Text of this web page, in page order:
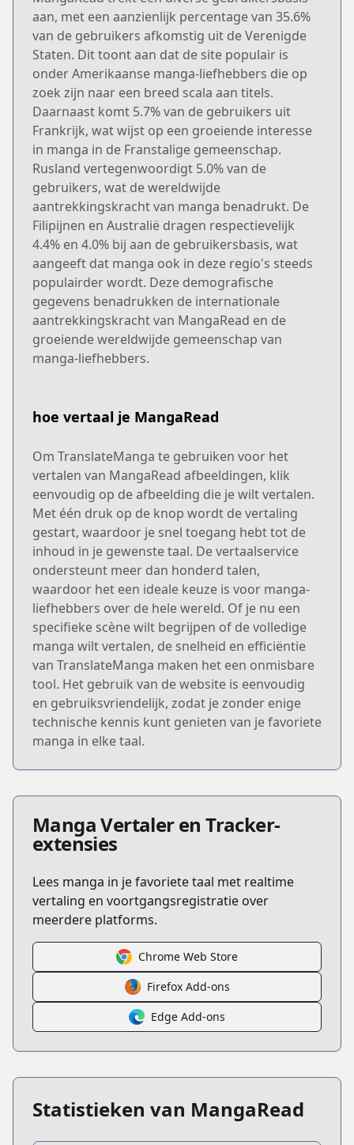
aan, met een aanzienlijk percentage van 35.6%
van de gebruikers afkomstig uit de Verenigde
Staten. Dit toont aan dat de site populair is
onder Amerikaanse manga-liefhebbers die op
zoek zijn naar een breed scala aan titels.
Daarnaast komt 5.7% van de gebruikers uit
Frankrijk, wat wijst op een groeiende interesse
in manga in de Franstalige gemeenschap.
Rusland vertegenwoordigt 5.0% van de
gebruikers, wat de wereldwijde
aantrekkingskracht van manga benadrukt. De
Filipijnen en Australië dragen respectievelijk
4.4% en 4.0% bij aan de gebruikersbasis, wat
aangeeft dat manga ook in deze regio's steeds
populairder wordt. Deze demografische
gegevens benadrukken de internationale
aantrekkingskracht van MangaRead en de
groeiende wereldwijde gemeenschap van
manga-liefhebbers.
hoe vertaal je MangaRead
Om TranslateManga te gebruiken voor het
vertalen van MangaRead afbeeldingen, klik
eenvoudig op de afbeelding die je wilt vertalen.
Met één druk op de knop wordt de vertaling
gestart, waardoor je snel toegang hebt tot de
inhoud in je gewenste taal. De vertaalservice
ondersteunt meer dan honderd talen,
waardoor het een ideale keuze is voor manga-
liefhebbers over de hele wereld. Of je nu een
specifieke scène wilt begrijpen of de volledige
manga wilt vertalen, de snelheid en efficiëntie
van TranslateManga maken het een onmisbare
tool. Het gebruik van de website is eenvoudig
en gebruiksvriendelijk, zodat je zonder enige
technische kennis kunt genieten van je favoriete
manga in elke taal.
Manga Vertaler en Tracker-
extensies
Lees manga in je favoriete taal met realtime
vertaling en voortgangsregistratie over
meerdere platforms.
Chrome Web Store
Firefox Add-ons
Edge Add-ons
Statistieken van MangaRead